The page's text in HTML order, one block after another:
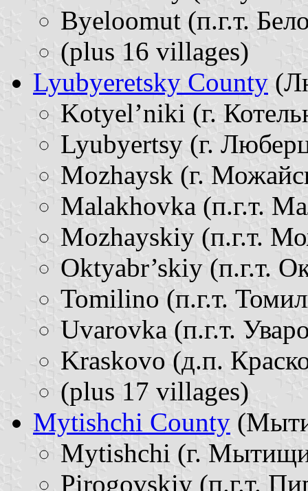
Byeloomut (п.г.т.
(plus 16 villages)
Lyubyeretsky County
Kotyel’niki (г.
Lyubyertsy (г.
Mozhaysk (г.
Malakhovka (п.г.т.
Mozhayskiy (п.г.т.
Oktyabr’skiy (п.г.т.
Tomilino (п.г.т.
Uvarovka (п.г.т.
Kraskovo (д.п.
(plus 17 villages)
Mytishchi County
Mytishchi (г.
Pirogovskiy (п.г.т.